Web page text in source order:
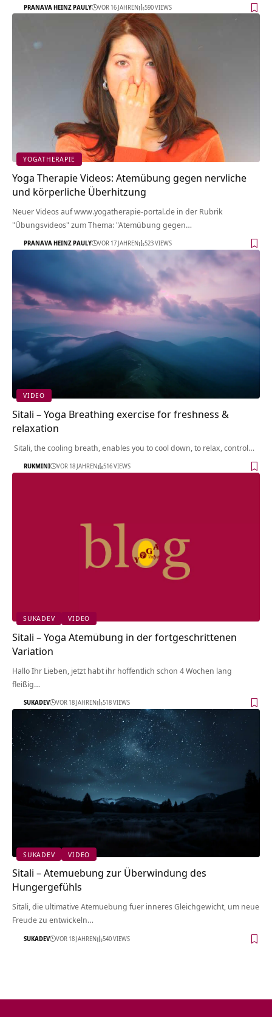
PRANAVA HEINZ PAULY VOR 16 JAHREN 590 VIEWS
YOGATHERAPIE
Yoga Therapie Videos: Atemübung gegen nervliche
und körperliche Überhitzung
Neuer Videos auf www.yogatherapie-portal.de in der Rubrik
"Übungsvideos" zum Thema: "Atemübung gegen…
PRANAVA HEINZ PAULY VOR 17 JAHREN 523 VIEWS
VIDEO
Sitali – Yoga Breathing exercise for freshness &
relaxation
Sitali, the cooling breath, enables you to cool down, to relax, control…
RUKMINI VOR 18 JAHREN 516 VIEWS
SUKADEV VIDEO
Sitali – Yoga Atemübung in der fortgeschrittenen
Variation
Hallo Ihr Lieben, jetzt habt ihr hoffentlich schon 4 Wochen lang
fleißig…
SUKADEV VOR 18 JAHREN 518 VIEWS
SUKADEV VIDEO
Sitali – Atemuebung zur Überwindung des
Hungergefühls
Sitali, die ultimative Atemuebung fuer inneres Gleichgewicht, um neue
Freude zu entwickeln…
SUKADEV VOR 18 JAHREN 540 VIEWS